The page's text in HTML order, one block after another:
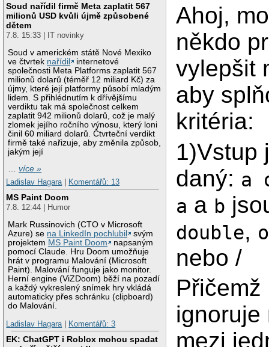
Soud nařídil firmě Meta zaplatit 567
milionů USD kvůli újmě způsobené
dětem
7.8. 15:33 | IT novinky
Soud v americkém státě Nové Mexiko
ve čtvrtek nařídil
internetové
společnosti Meta Platforms zaplatit 567
milionů dolarů (téměř 12 miliard Kč) za
újmy, které její platformy působí mladým
lidem. S přihlédnutím k dřívějšímu
verdiktu tak má společnost celkem
zaplatit 942 milionů dolarů, což je malý
zlomek jejího ročního výnosu, který loni
činil 60 miliard dolarů. Čtvrteční verdikt
firmě také nařizuje, aby změnila způsob,
jakým její
…více »
Ladislav Hagara
Komentářů: 13
MS Paint Doom
7.8. 12:44 | Humor
Mark Russinovich (CTO v Microsoft
Azure) se na LinkedIn pochlubil
svým
projektem MS Paint Doom
napsaným
pomocí Claude. Hru Doom umožňuje
hrát v programu Malování (Microsoft
Paint). Malování funguje jako monitor.
Herní engine (ViZDoom) běží na pozadí
a každý vykreslený snímek hry vkládá
automaticky přes schránku (clipboard)
do Malování.
Ladislav Hagara
Komentářů: 3
EK: ChatGPT i Roblox mohou spadat
Ahoj,
někdo
vylepšit
aby
kritéria:
1)Vstup
daný: a
a a b
double,
nebo /
Přičemž
ignoruje
mezi